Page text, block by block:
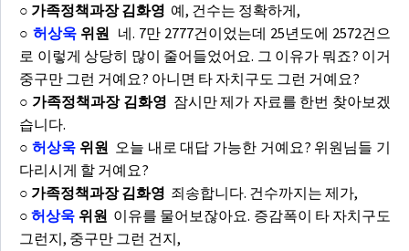
○ 가족정책과장 김화영 예, 건수는 정확하게,
○허상욱 위원 네. 7만 2777건이었는데 25년도에 2572건으
로 이렇게 상당히 많이 줄어들었어요. 그 이유가 뭐죠? 이거
중구만 그런 거예요? 아니면 타 자치구도 그런 거예요?
○ 가족정책과장 김화영 잠시만 제가 자료를 한번 찾아보겠
습니다.
○허상욱 위원 오늘 내로 대답 가능한 거예요? 위원님들 기
다리시게 할 거예요?
○ 가족정책과장 김화영 죄송합니다. 건수까지는 제가,
○허상욱 위원 이유를 물어보잖아요. 증감폭이 타 자치구도
그런지, 중구만 그런 건지,